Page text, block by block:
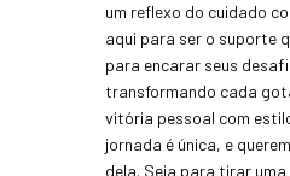
um reflexo do cuidado
aqui para ser o suporte
para encarar seus
transformando cada
vitória pessoal com
jornada é única, e
dela. Seja para tirar uma